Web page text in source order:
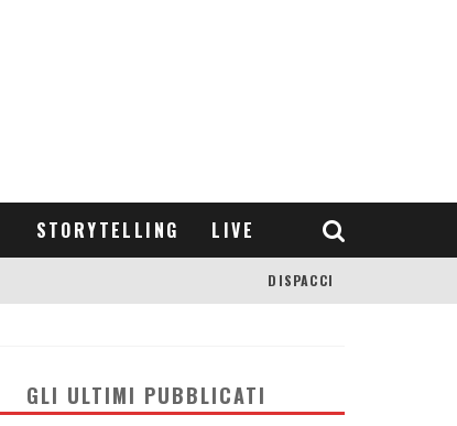
STORYTELLING LIVE
DISPACCI
GLI ULTIMI PUBBLICATI